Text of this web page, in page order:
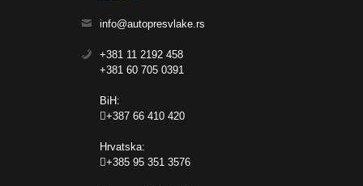
info@autopresvlake.rs
+381 11 2192 458
+381 60 705 0391
BiH:
+387 66 410 420
Hrvatska:
+385 95 351 3576